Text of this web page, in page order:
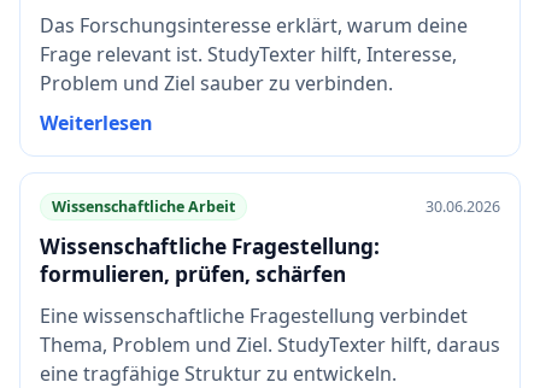
Das Forschungsinteresse erklärt, warum deine
Frage relevant ist. StudyTexter hilft, Interesse,
Problem und Ziel sauber zu verbinden.
Weiterlesen
Wissenschaftliche Arbeit 30.06.2026
Wissenschaftliche Fragestellung:
formulieren, prüfen, schärfen
Eine wissenschaftliche Fragestellung verbindet
Thema, Problem und Ziel. StudyTexter hilft, daraus
eine tragfähige Struktur zu entwickeln.